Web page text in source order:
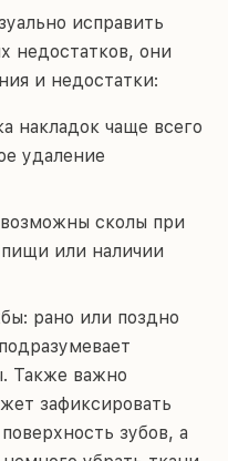
исправить
недостатков, они
и недостатки:
накладок чаще всего
удаление
сколы при
или наличии
рано или поздно
Также важно
зафиксировать
зубов, а